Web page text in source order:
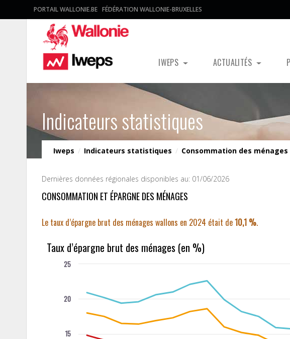
PORTAIL WALLONIE.BE FÉDÉRATION WALLONIE-BRUXELLES
IWEPS ACTUALITÉS
Indicateurs statistiques
Iweps / Indicateurs statistiques / Consommation des ménages
Dernières données régionales disponibles au: 01/06/2026
CONSOMMATION ET ÉPARGNE DES MÉNAGES
Le taux d’épargne brut des ménages wallons en 2024 était de10,1 %.
15
20
25
Taux d’épargne brut des ménages (en %)